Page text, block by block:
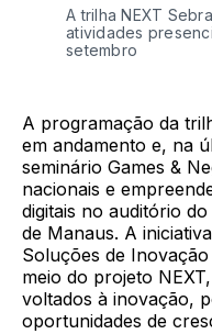
A trilha NEXT
atividades
setembro
A programação da
em andamento e, na
seminário Games &
nacionais e
digitais no auditório
de Manaus. A
Soluções de
meio do projeto
voltados à inovação,
oportunidades de